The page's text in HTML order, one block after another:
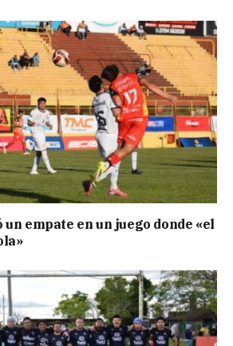
un empate en un juego donde «el